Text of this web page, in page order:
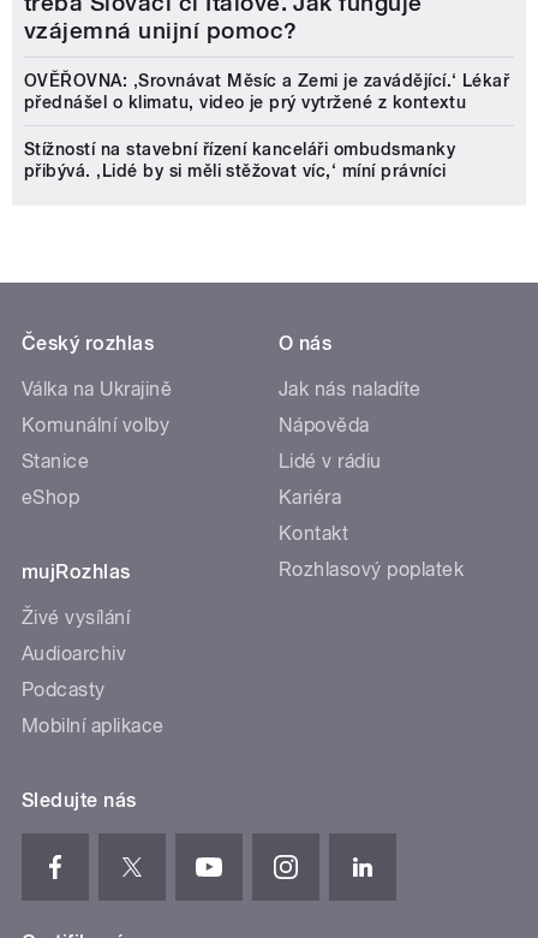
vzájemná unijní pomoc?
OVĚŘOVNA: ‚Srovnávat Měsíc a Zemi je zavádějící.‘ Lékař
přednášel o klimatu, video je prý vytržené z kontextu
Stížností na stavební řízení kanceláři ombudsmanky
přibývá. ‚Lidé by si měli stěžovat víc,‘ míní právníci
Český rozhlas
Válka na Ukrajině
Komunální volby
Stanice
eShop
mujRozhlas
Živé vysílání
Audioarchiv
Podcasty
Mobilní aplikace
O nás
Jak nás naladíte
Nápověda
Lidé v rádiu
Kariéra
Kontakt
Rozhlasový poplatek
Sledujte nás